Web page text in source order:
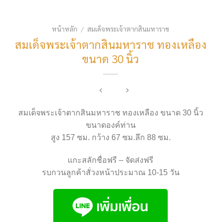
หน้าหลัก / สมเด็จพระเจ้าตากสินมหาราช
สมเด็จพระเจ้าตากสินมหาราช ทองเหลือง
ขนาด 30 นิ้ว
สมเด็จพระเจ้าตากสินมหาราช ทองเหลือง ขนาด 30 นิ้ว
ขนาดองค์ท่าน
สูง 157 ซม. กว้าง 67 ซม.ลึก 88 ซม.
แกะสลักชื่อฟรี – จัดส่งฟรี
รบกวนลูกค้าสั่วงหน้าประมาณ 10-15 วัน